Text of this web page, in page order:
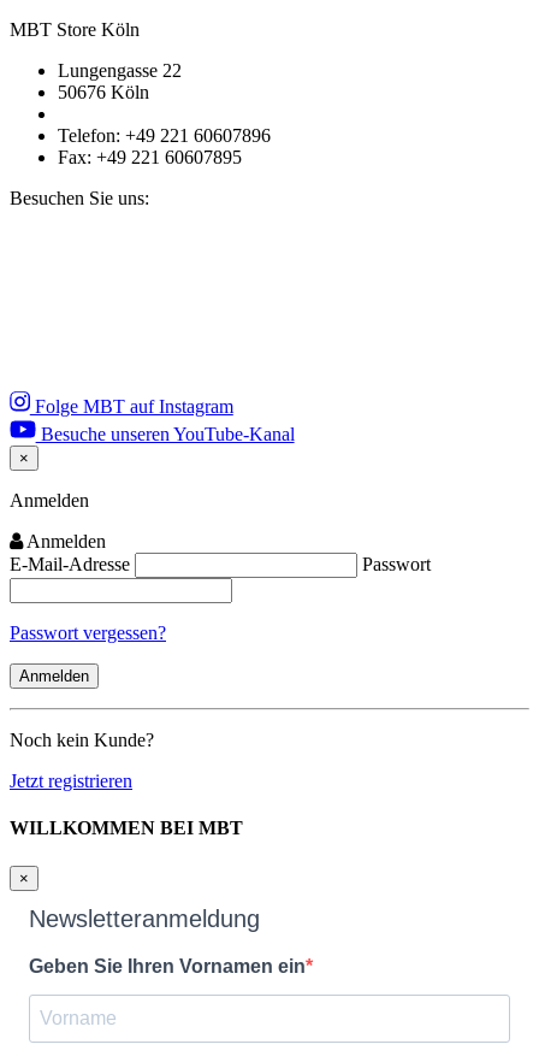
MBT Store Köln
Lungengasse 22
50676 Köln
Telefon: +49 221 60607896
Fax: +49 221 60607895
Besuchen Sie uns:
Folge MBT auf Instagram
Besuche unseren YouTube-Kanal
×
Close
Anmelden
Anmelden
E-Mail-Adresse
Passwort
Passwort vergessen?
Noch kein Kunde?
Jetzt registrieren
WILLKOMMEN BEI MBT
×
Newsletteranmeldung
Geben Sie Ihren Vornamen ein